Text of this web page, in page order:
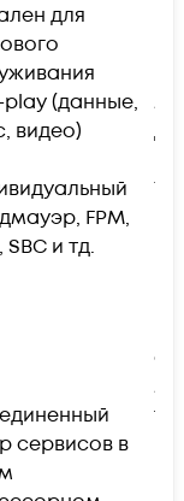
для
(данные,
видео)
FPM,
SBC и тд.
до
сервисов в